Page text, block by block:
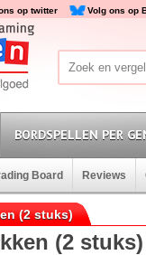
op twitter Volg ons op
BORDSPELLEN PER
Board Reviews
(2 stuks)
(2 stuks)